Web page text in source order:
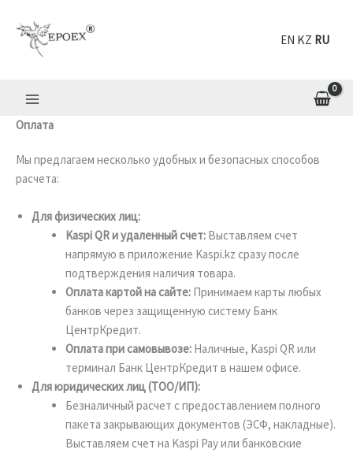
содержимому
EN RU
Оплата
Мы предлагаем несколько удобных и безопасных способов
расчета:
Для физических лиц:
Kaspi QR и удаленный счет:Выставляем счет
напрямую в приложение Kaspi.kz сразу после
подтверждения наличия товара.
Оплата картой на сайте:Принимаем карты любых
банков через защищенную систему Банк
ЦентрКредит.
Оплата при самовывозе:Наличные, Kaspi QR или
терминал Банк ЦентрКредит в нашем офисе.
Для юридических лиц (ТОО/ИП):
Безналичный расчет с предоставлением полного
пакета закрывающих документов (ЭСФ, накладные).
Выставляем счет на Kaspi Pay или банковские